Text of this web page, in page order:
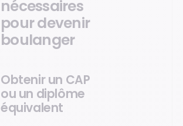
nécessaires
pour devenir
boulanger
Obtenir un CAP
ou un diplôme
équivalent